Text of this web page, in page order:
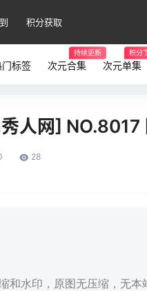
积分获取
门标签 次元合集
持续更新
次元单集
积分
人网]
28
和水印，原图无压缩，无本